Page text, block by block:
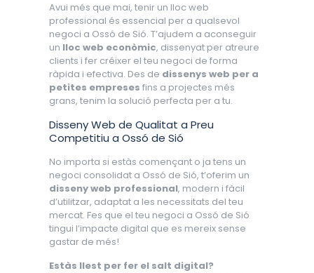
Avui més que mai, tenir un lloc web
professional és essencial per a qualsevol
negoci a Ossó de Sió. T’ajudem a aconseguir
un lloc web econòmic, dissenyat per atreure
clients i fer créixer el teu negoci de forma
ràpida i efectiva. Des de dissenys web per a
petites empreses fins a projectes més
grans, tenim la solució perfecta per a tu.
Disseny Web de Qualitat a Preu
Competitiu a Ossó de Sió
No importa si estàs començant o ja tens un
negoci consolidat a Ossó de Sió, t’oferim un
disseny web professional, modern i fàcil
d’utilitzar, adaptat a les necessitats del teu
mercat. Fes que el teu negoci a Ossó de Sió
tingui l’impacte digital que es mereix sense
gastar de més!
Estàs llest per fer el salt digital?